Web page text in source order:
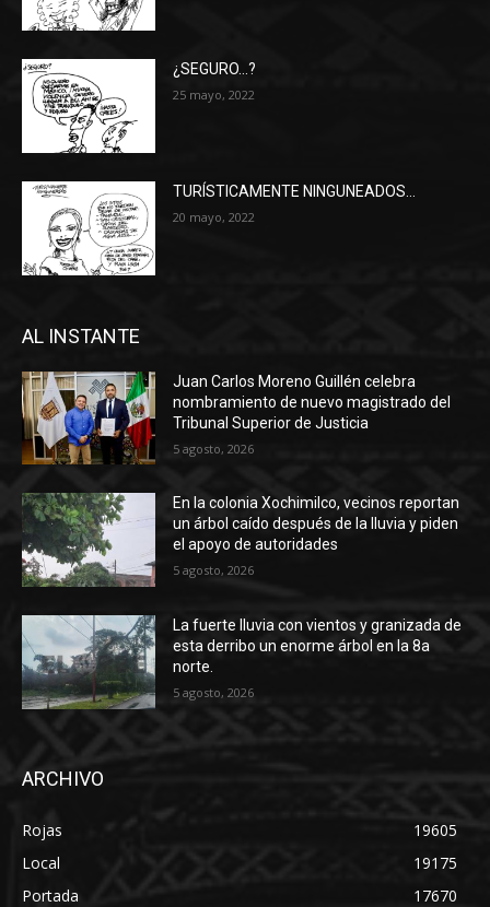
¿SEGURO…?
25 mayo, 2022
TURÍSTICAMENTE NINGUNEADOS…
20 mayo, 2022
AL INSTANTE
Juan Carlos Moreno Guillén celebra
nombramiento de nuevo magistrado del
Tribunal Superior de Justicia
5 agosto, 2026
En la colonia Xochimilco, vecinos reportan
un árbol caído después de la lluvia y piden
el apoyo de autoridades
5 agosto, 2026
La fuerte lluvia con vientos y granizada de
esta derribo un enorme árbol en la 8a
norte.
5 agosto, 2026
ARCHIVO
Rojas
19605
Local
19175
Portada
17670